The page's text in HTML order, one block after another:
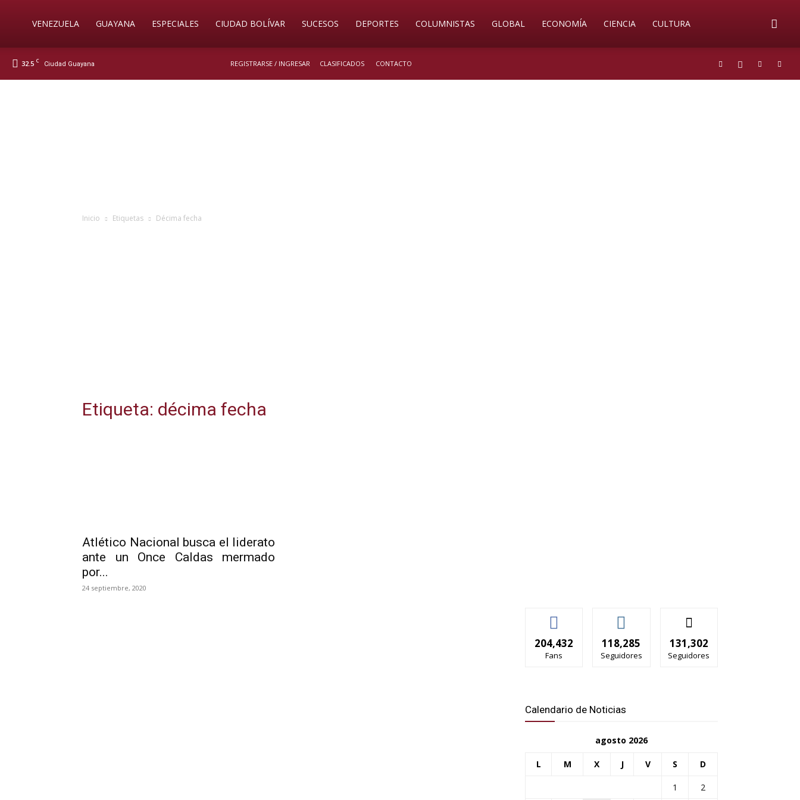
SoyVENEZUELA GUAYANA ESPECIALES CIUDAD BOLÍVAR SUCESOS DEPORTES COLUMNISTAS GLOBAL ECONOMÍA CIENCIA CULTURA
32.5 C Ciudad Guayana REGISTRARSE / INGRESAR CLASIFICADOS CONTACTO
Inicio Etiquetas Décima fecha
Etiqueta: décima fecha
Atlético Nacional busca el liderato
ante un Once Caldas mermado
por...
24 septiembre, 2020
204,432
Fans
118,285
Seguidores
131,302
Seguidores
Calendario de Noticias
agosto 2026
L M X J V S D
1 2